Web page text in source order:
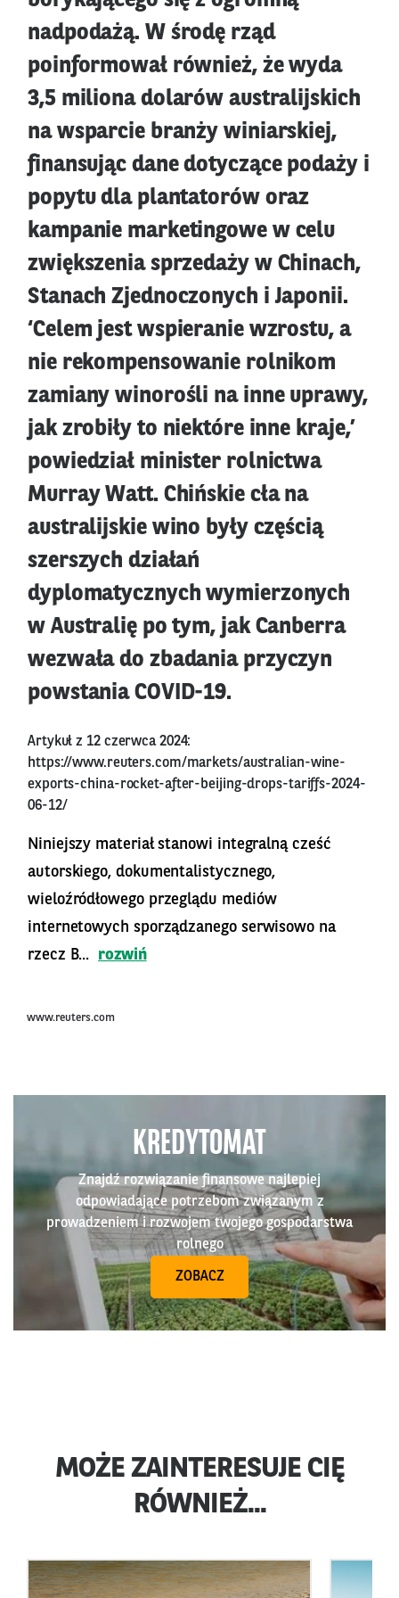
nadpodażą. W środę rząd
poinformował również, że wyda
3,5 miliona dolarów australijskich
na wsparcie branży winiarskiej,
finansując dane dotyczące podaży i
popytu dla plantatorów oraz
kampanie marketingowe w celu
zwiększenia sprzedaży w Chinach,
Stanach Zjednoczonych i Japonii.
‘Celem jest wspieranie wzrostu, a
nie rekompensowanie rolnikom
zamiany winorośli na inne uprawy,
jak zrobiły to niektóre inne kraje,’
powiedział minister rolnictwa
Murray Watt. Chińskie cła na
australijskie wino były częścią
szerszych działań
dyplomatycznych wymierzonych
w Australię po tym, jak Canberra
wezwała do zbadania przyczyn
powstania COVID-19.
Artykuł z 12 czerwca 2024:
https://www.reuters.com/markets/australian-wine-
exports-china-rocket-after-beijing-drops-tariffs-2024-
06-12/
Niniejszy materiał stanowi integralną cześć
autorskiego, dokumentalistycznego,
wieloźródłowego przeglądu mediów
internetowych sporządzanego serwisowo na
rzecz B...
rozwiń
www.reuters.com
KREDYTOMAT
Znajdź rozwiązanie finansowe najlepiej
odpowiadające potrzebom związanym z
prowadzeniem i rozwojem twojego gospodarstwa
rolnego
ZOBACZ
MOŻE ZAINTERESUJE CIĘ
RÓWNIEŻ...